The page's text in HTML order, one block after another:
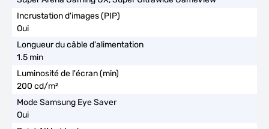
Oui
1.5 min
200 cd/m²
Oui